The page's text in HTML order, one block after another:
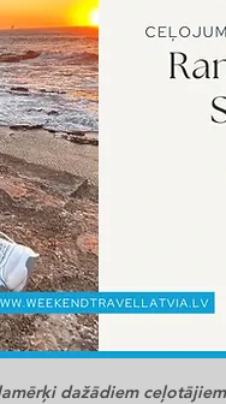
dažādiem